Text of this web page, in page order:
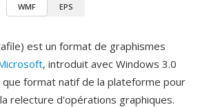
WMF EPS
est un format de graphismes
, introduit avec Windows 3.0
format natif de la plateforme pour
relecture d'opérations graphiques.